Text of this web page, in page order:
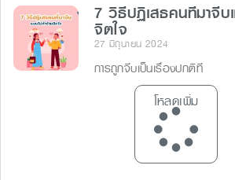
7 วิธีปฏิเสธคนที่มาจีบ
จิตใจ
27 มิถุนายน 2024
การถูกจีบเป็นเรื่องปกติที
โหลดเพิ่ม